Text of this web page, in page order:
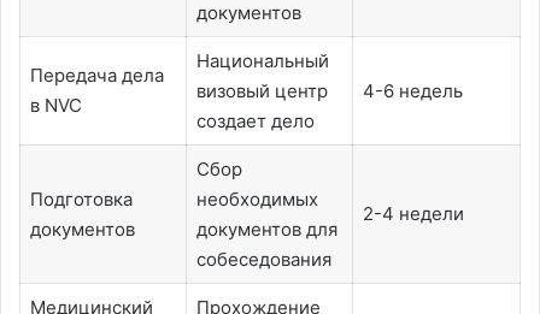
документов
Передача дела
в NVC
Национальный
визовый центр
создает дело
4-6 недель
Подготовка
документов
Сбор
необходимых
документов для
собеседования
2-4 недели
Медицинский
Прохождение